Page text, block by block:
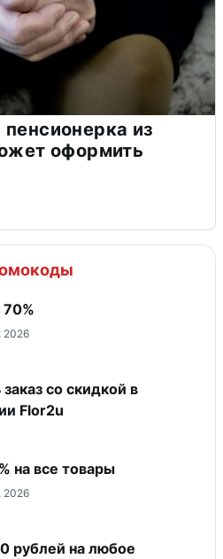
из
оформить
2026
со скидкой в
Flor2u
на все товары
2026
рублей на любое